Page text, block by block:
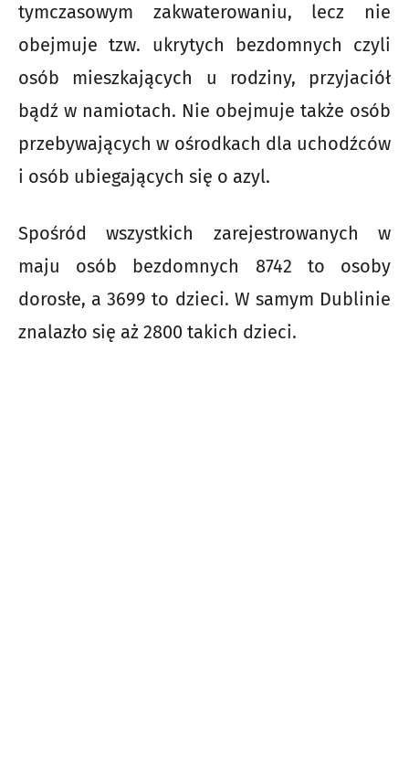
tymczasowym zakwaterowaniu, lecz nie
obejmuje tzw. ukrytych bezdomnych czyli
osób mieszkających u rodziny, przyjaciół
bądź w namiotach. Nie obejmuje także osób
przebywających w ośrodkach dla uchodźców
i osób ubiegających się o azyl.
Spośród wszystkich zarejestrowanych w
maju osób bezdomnych 8742 to osoby
dorosłe, a 3699 to dzieci. W samym Dublinie
znalazło się aż 2800 takich dzieci.